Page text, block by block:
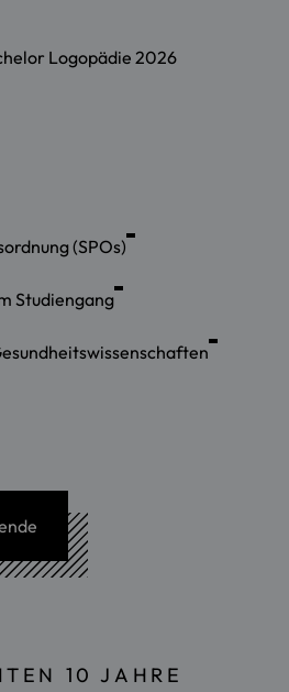
Logopädie 2026
(SPOs)
Studiengang
10 JAHRE